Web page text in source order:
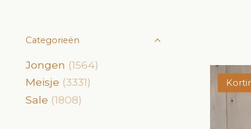
Categorieën
Jongen (1564)
Meisje (3331)
Sale (1808)